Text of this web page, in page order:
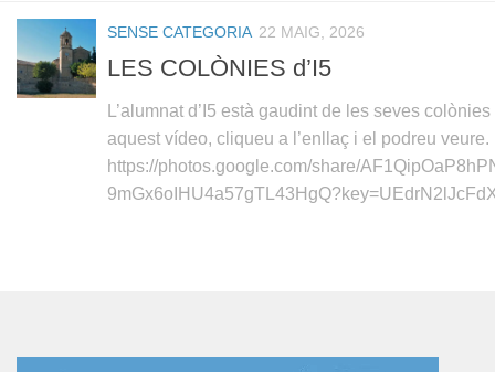
SENSE CATEGORIA 22 MAIG, 2026
LES COLÒNIES d’I5
L’alumnat d’I5 està gaudint de les seves
aquest vídeo, cliqueu a l’enllaç i el podreu veure.
https://photos.google.com/share/